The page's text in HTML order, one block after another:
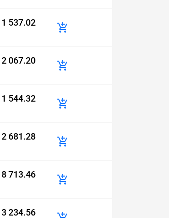
1 537.02
2 067.20
1 544.32
2 681.28
8 713.46
3 234.56